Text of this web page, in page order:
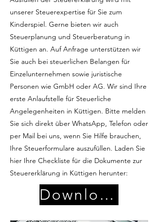
unserer Steuerexpertise für Sie zum
Kinderspiel. Gerne bieten wir auch
Steuerplanung und Steuerberatung in
Küttigen an. Auf Anfrage unterstützen wir
Sie auch bei steuerlichen Belangen für
Einzelunternehmen sowie juristische
Personen wie GmbH oder AG. Wir sind Ihre
erste Anlaufstelle für Steuerliche
Angelegenheiten in Küttigen. Bitte melden
Sie sich direkt über WhatsApp, Telefon oder
per Mail bei uns, wenn Sie Hilfe brauchen,
Ihre Steuerformulare auszufüllen. Laden Sie
hier Ihre Checkliste für die Dokumente zur
Steuererklärung in Küttigen herunter:
Download